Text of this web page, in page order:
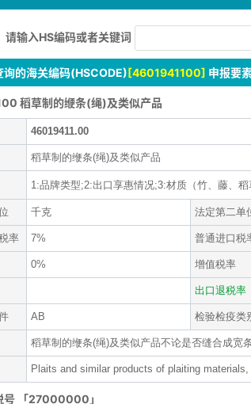
请输入HS编码或者关键词
询的海关编码(HSCODE)[4601941100] 申报要
稻草制的缏条(绳)及类似产品
46019411.00
稻草制的缏条(绳)及类似产品
1:品牌类型;2:出口享惠情况;3:材质（竹、藤、
千克 法定第二单
率 7% 普通进口税
0% 增值税率
出口退税率
AB 检验检疫类
稻草制的缏条(绳)及类似产品不论是否缝合成宽
Plaits and similar products of plaiting
号 「27000000」